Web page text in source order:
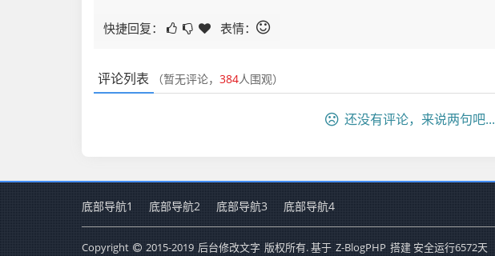
快捷回复： 表情：
评论列表 （暂无评论， 384人围观）
还没有评论，来说两句吧...
底部导航1 底部导航2 底部导航3 底部导航4
Copyright 2015-2019 后台修改文字 版权所有. 基于 Z-BlogPHP 搭建 安全运行6572天